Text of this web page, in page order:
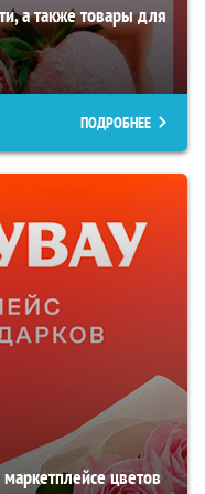
а также товары для
ПОДРОБНЕЕ
цветов